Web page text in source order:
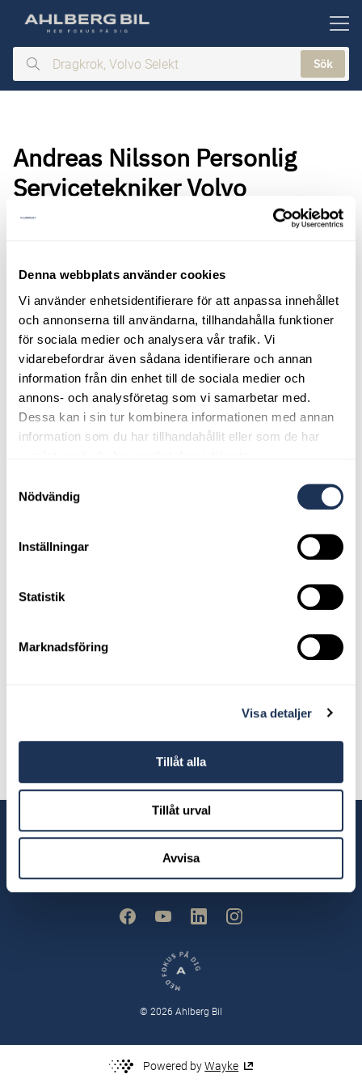
Denna webbplats använder cookies
Vi använder enhetsidentifierare för att anpassa innehållet
och annonserna till användarna, tillhandahålla funktioner
för sociala medier och analysera vår trafik. Vi
vidarebefordrar även sådana identifierare och annan
information från din enhet till de sociala medier och
annons- och analysföretag som vi samarbetar med.
Dessa kan i sin tur kombinera informationen med annan
information som du har tillhandahållit eller som de har
Nödvändig
Inställningar
Statistik
Marknadsföring
Visa detaljer
Tillåt alla
Tillåt urval
Avvisa
huvudinnehållet
Dragkrok,
Volvo
Sök
Andreas Nilsson Personlig
Servicetekniker Volvo
Andreas Nilsson - Personlig
0372-36 61 11
Våra anläggningar
© 2026 Ahlberg Bil
Powered byWayke